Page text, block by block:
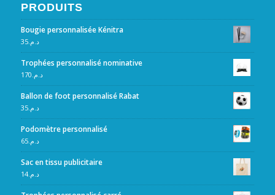
PRODUITS
Bougie personnalisée Kénitra
د.م.35
Trophées personnalisé nominative
د.م. 170
Ballon de foot personnalisé Rabat
د.م.35
Podomètre personnalisé
د.م.65
Sac en tissu publicitaire
د.م.14